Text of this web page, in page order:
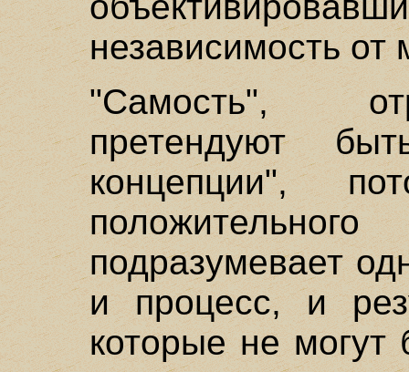
независимость от
"Самость",
претендуют
концепции",
подразумевает
и процесс, и
которые не могут